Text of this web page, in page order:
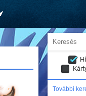
További